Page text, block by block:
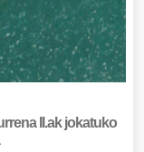
II.ak jokatuko